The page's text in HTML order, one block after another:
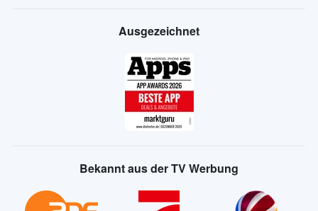
Ausgezeichnet
Bekannt aus der TV Werbung